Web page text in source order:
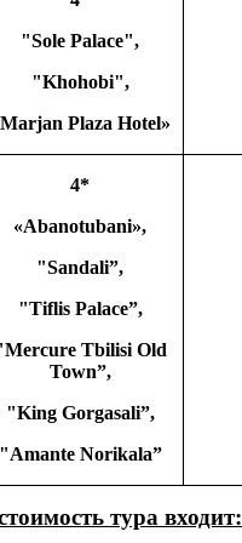
"Sole Palace",
"Khohobi",
Plaza Hotel»
4*
«Abanotubani»,
"Sandali”,
"Tiflis Palace”,
Tbilisi Old
Town”,
"King Gorgasali”,
Norikala”
тура входит: